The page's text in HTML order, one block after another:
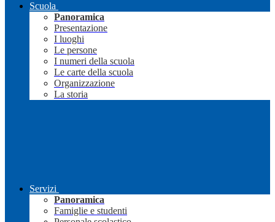
Scuola
Panoramica
Presentazione
I luoghi
Le persone
I numeri della scuola
Le carte della scuola
Organizzazione
La storia
Servizi
Panoramica
Famiglie e studenti